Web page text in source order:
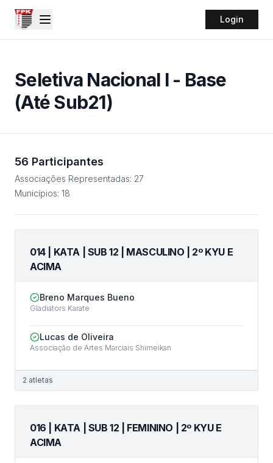
Login
Seletiva Nacional I - Base
(Até Sub21)
56 Participantes
Associações Representadas: 27
Municípios: 18
014 | KATA | SUB 12 | MASCULINO | 2º KYU E
ACIMA
Breno Marques Bueno
Gladiators Karate
Lucas de Oliveira
Associação de Artes Marciais Shimeikan
2 atletas
016 | KATA | SUB 12 | FEMININO | 2º KYU E
ACIMA